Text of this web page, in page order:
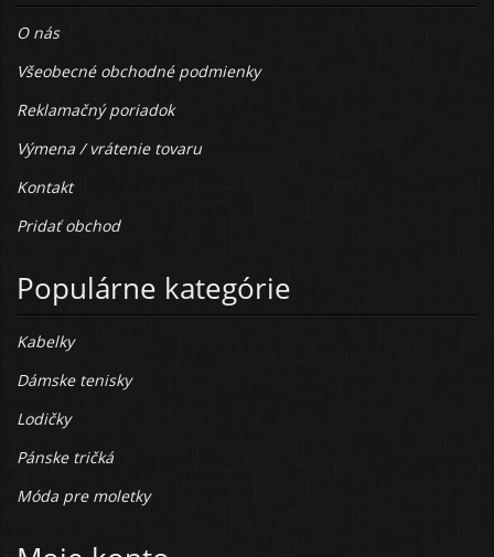
O nás
Všeobecné obchodné podmienky
Reklamačný poriadok
Výmena / vrátenie tovaru
Kontakt
Pridať obchod
Populárne kategórie
Kabelky
Dámske tenisky
Lodičky
Pánske tričká
Móda pre moletky